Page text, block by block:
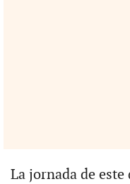
La jornada de